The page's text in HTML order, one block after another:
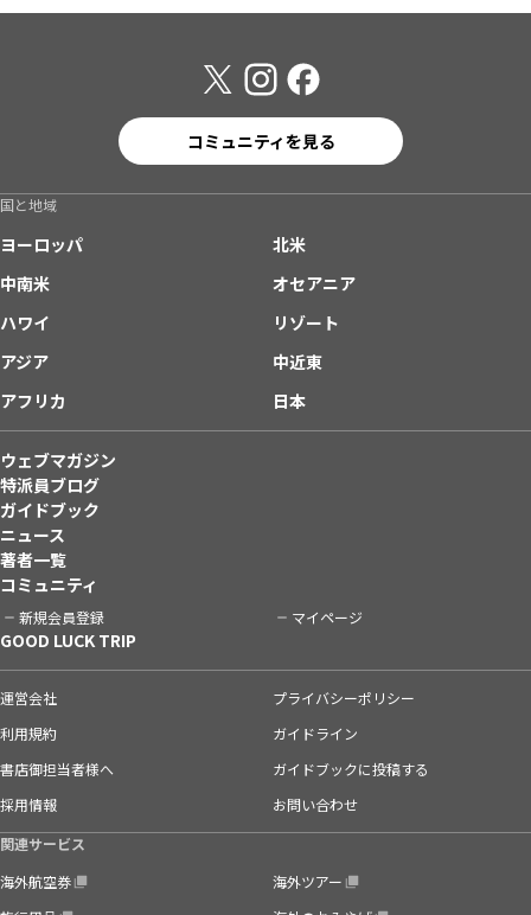
コミュニティを見る
国と地域
ヨーロッパ
北米
中南米
オセアニア
ハワイ
リゾート
アジア
中近東
アフリカ
日本
ウェブマガジン
特派員ブログ
ガイドブック
ニュース
著者一覧
コミュニティ
新規会員登録 マイページ
GOOD LUCK TRIP
運営会社
プライバシーポリシー
利用規約
ガイドライン
書店御担当者様へ
ガイドブックに投稿する
採用情報
お問い合わせ
関連サービス
海外航空券
海外ツアー